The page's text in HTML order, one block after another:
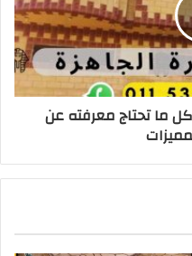
ما تحتاج معرفته عن